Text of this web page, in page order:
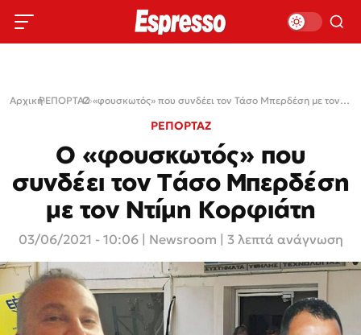
Αρχική›
ΡΕΠΟΡΤΑΖ› Ο «φουσκωτός» που συνδέει τον Τάσο Μπερδέση με τον Ντίμη Κορφιάτη
ΡΕΠΟΡΤΑΖ
Ο «φουσκωτός» που
συνδέει τον Τάσο Μπερδέση
με τον Ντίμη Κορφιάτη
03/06/2021 - 10:06 Newsroom | 3 λεπτά ανάγνωση